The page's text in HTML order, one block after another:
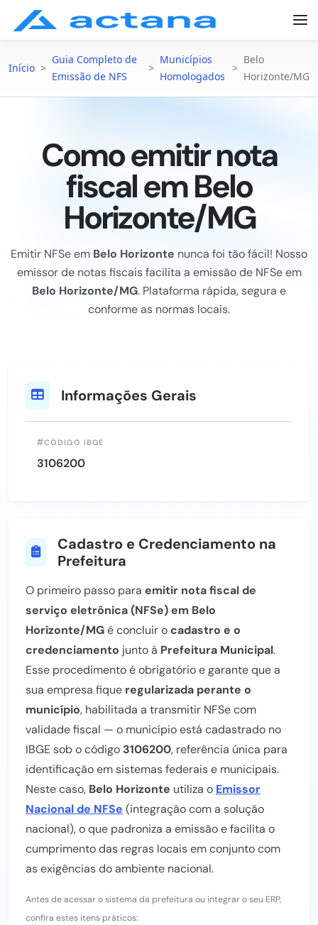
Início >
Guia Completo de
Emissão de NFS
>
Municípios
Homologados
>
Belo
Horizonte/MG
Como emitir nota
fiscal em Belo
Horizonte/MG
Emitir NFSe em Belo Horizonte nunca foi tão fácil! Nosso
emissor de notas fiscais facilita a emissão de NFSe em
Belo Horizonte/MG. Plataforma rápida, segura e
conforme as normas locais.
Informações Gerais
CÓDIGO IBGE
3106200
Cadastro e Credenciamento na
Prefeitura
O primeiro passo para emitir nota fiscal de
serviço eletrônica (NFSe) em Belo
Horizonte/MGé concluir ocadastro e o
credenciamento junto à Prefeitura Municipal.
Esse procedimento é obrigatório e garante que a
sua empresa fique regularizada perante o
município, habilitada a transmitir NFSe com
validade fiscal — o município está cadastrado no
IBGE sob o código 3106200, referência única para
identificação em sistemas federais e municipais.
Neste caso, Belo Horizonte utiliza o Emissor
Nacional de NFSe (integração com a solução
nacional), o que padroniza a emissão e facilita o
cumprimento das regras locais em conjunto com
as exigências do ambiente nacional.
Antes de acessar o sistema da prefeitura ou integrar o seu ERP,
confira estes itens práticos: